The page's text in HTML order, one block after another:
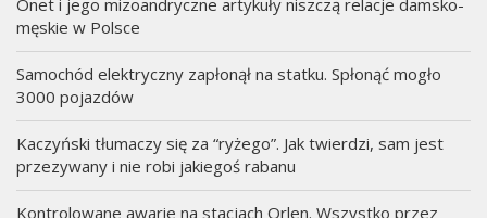
męskie w Polsce
Samochód elektryczny zapłonął na statku. Spłonąć mogło
3000 pojazdów
Kaczyński tłumaczy się za “ryżego”. Jak twierdzi, sam jest
przezywany i nie robi jakiegoś rabanu
Kontrolowane awarie na stacjach Orlen. Wszystko przez